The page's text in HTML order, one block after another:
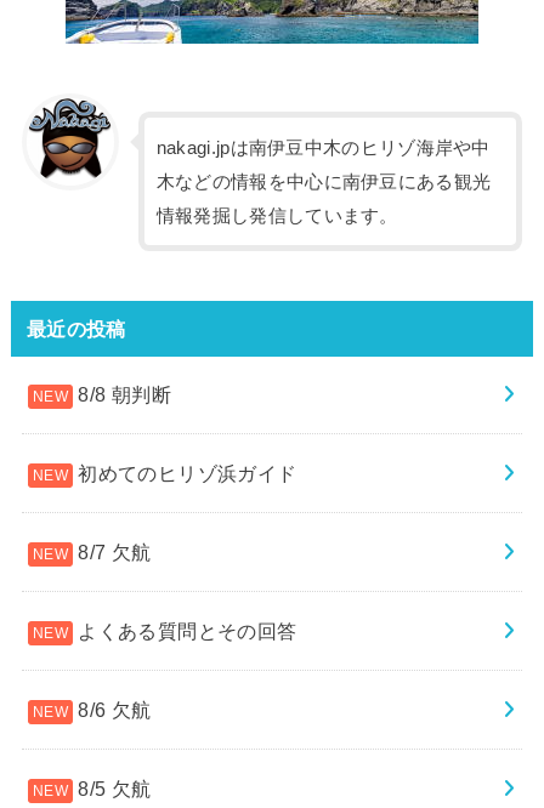
nakagi.jpは南伊豆中木のヒリゾ海岸や中
木などの情報を中心に南伊豆にある観光
情報発掘し発信しています。
最近の投稿
8/8 朝判断
初めてのヒリゾ浜ガイド
8/7 欠航
よくある質問とその回答
8/6 欠航
8/5 欠航